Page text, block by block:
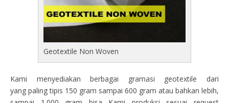
Geotextile Non Woven
Kami menyediakan berbagai gramasi geotextile dari
yang paling tipis 150 gram sampai 600 gram atau bahkan lebih,